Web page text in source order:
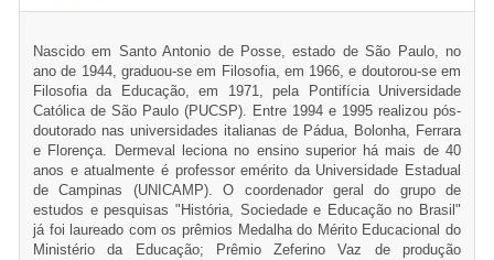
Nascido em Santo Antonio de Posse, estado de São Paulo, no
ano de 1944, graduou-se em Filosofia, em 1966, e doutorou-se em
Filosofia da Educação, em 1971, pela Pontifícia Universidade
Católica de São Paulo (PUCSP). Entre 1994 e 1995 realizou pós-
doutorado nas universidades italianas de Pádua, Bolonha, Ferrara
e Florença. Dermeval leciona no ensino superior há mais de 40
anos e atualmente é professor emérito da Universidade Estadual
de Campinas (UNICAMP). O coordenador geral do grupo de
estudos e pesquisas "História, Sociedade e Educação no Brasil"
já foi laureado com os prêmios Medalha do Mérito Educacional do
Ministério da Educação; Prêmio Zeferino Vaz de produção